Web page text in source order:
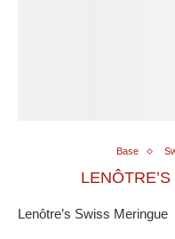
Base
Lenôtre’s Swiss Meringue